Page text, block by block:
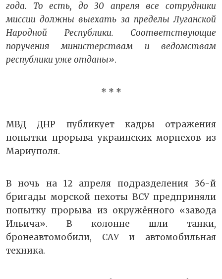
года. То есть, до 30 апреля все сотрудники
миссии должны выехать за пределы Луганской
Народной Республики. Соответствующие
поручения министерствам и ведомствам
республики уже отданы».
* * *
МВД ДНР публикует кадры отражения
попытки прорыва украинских морпехов из
Мариуполя.
В ночь на 12 апреля подразделения 36-й
бригады морской пехоты ВСУ предприняли
попытку прорыва из окружённого «завода
Ильича». В колонне шли танки,
бронеавтомобили, САУ и автомобильная
техника.